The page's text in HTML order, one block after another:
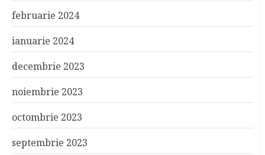
februarie 2024
ianuarie 2024
decembrie 2023
noiembrie 2023
octombrie 2023
septembrie 2023